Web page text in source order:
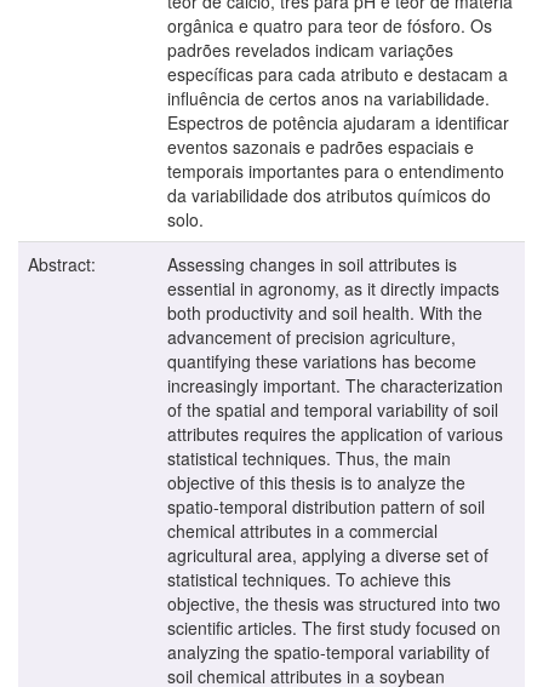
orgânica e quatro para teor de fósforo. Os
padrões revelados indicam variações
específicas para cada atributo e destacam a
influência de certos anos na variabilidade.
Espectros de potência ajudaram a identificar
eventos sazonais e padrões espaciais e
temporais importantes para o entendimento
da variabilidade dos atributos químicos do
solo.
Abstract:
Assessing changes in soil attributes is
essential in agronomy, as it directly impacts
both productivity and soil health. With the
advancement of precision agriculture,
quantifying these variations has become
increasingly important. The characterization
of the spatial and temporal variability of soil
attributes requires the application of various
statistical techniques. Thus, the main
objective of this thesis is to analyze the
spatio-temporal distribution pattern of soil
chemical attributes in a commercial
agricultural area, applying a diverse set of
statistical techniques. To achieve this
objective, the thesis was structured into two
scientific articles. The first study focused on
analyzing the spatio-temporal variability of
soil chemical attributes in a soybean